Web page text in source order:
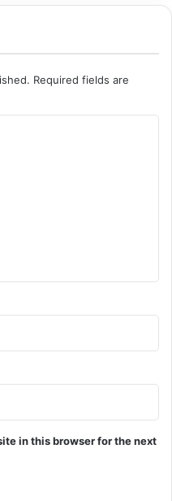
Required fields are
in this browser for the next